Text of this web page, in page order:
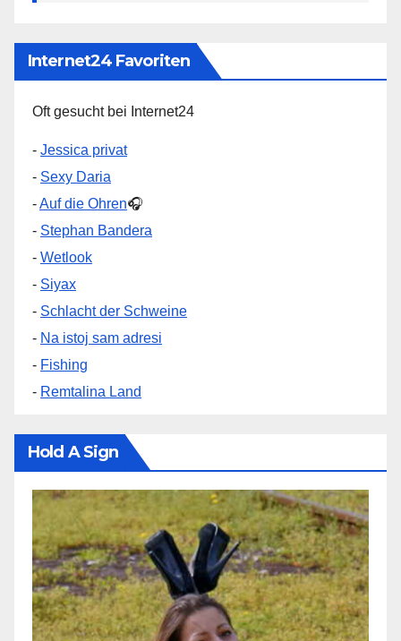
Internet24 Favoriten
Oft gesucht bei Internet24
- Jessica privat
- Sexy Daria
-Auf die Ohren🎧
- Stephan Bandera
- Wetlook
- Siyax
- Schlacht der Schweine
- Na istoj sam adresi
- Fishing
- Remtalina Land
Hold A Sign